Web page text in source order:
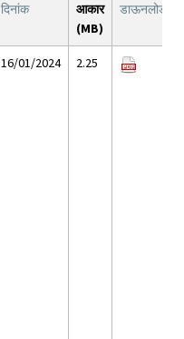
दिनांक
आकार
(MB)
डाऊनलोड
16/01/2024 2.25